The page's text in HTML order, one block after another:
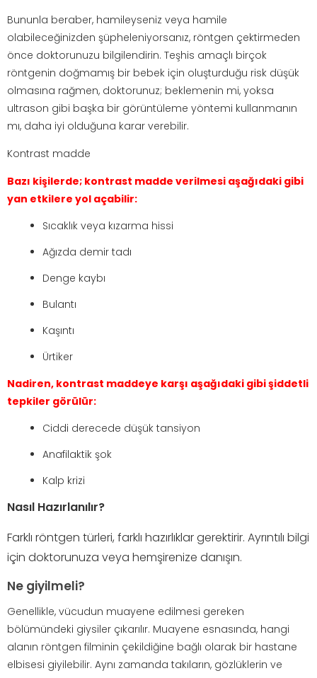
Bununla beraber, hamileyseniz veya hamile
olabileceğinizden şüpheleniyorsanız, röntgen çektirmeden
önce doktorunuzu bilgilendirin. Teşhis amaçlı birçok
röntgenin doğmamış bir bebek için oluşturduğu risk düşük
olmasına rağmen, doktorunuz; beklemenin mi, yoksa
ultrason gibi başka bir görüntüleme yöntemi kullanmanın
mı, daha iyi olduğuna karar verebilir.
Kontrast madde
Bazı kişilerde; kontrast madde verilmesi aşağıdaki gibi
yan etkilere yol açabilir:
Sıcaklık veya kızarma hissi
Ağızda demir tadı
Denge kaybı
Bulantı
Kaşıntı
Ürtiker
Nadiren, kontrast maddeye karşı aşağıdaki gibi şiddetli
tepkiler görülür:
Ciddi derecede düşük tansiyon
Anafilaktik şok
Kalp krizi
Nasıl Hazırlanılır?
Farklı röntgen türleri, farklı hazırlıklar gerektirir. Ayrıntılı bilgi
için doktorunuza veya hemşirenize danışın.
Ne giyilmeli?
Genellikle, vücudun muayene edilmesi gereken
bölümündeki giysiler çıkarılır. Muayene esnasında, hangi
alanın röntgen filminin çekildiğine bağlı olarak bir hastane
elbisesi giyilebilir. Aynı zamanda takıların, gözlüklerin ve